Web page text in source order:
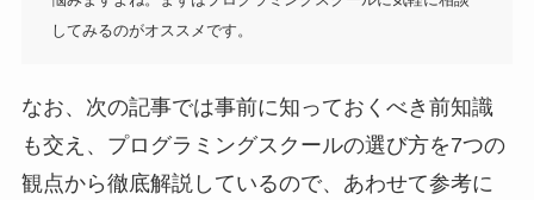
してみるのがオススメです。
なお、次の記事では事前に知っておくべき前知識
も交え、プログラミングスクールの選び方を7つの
観点から徹底解説しているので、あわせて参考に